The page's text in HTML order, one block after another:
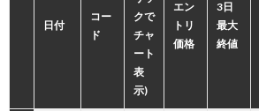
日付
コー
ド
クで
チャ
ート
表
示)
エン
トリ
価格
3日
最大
終値